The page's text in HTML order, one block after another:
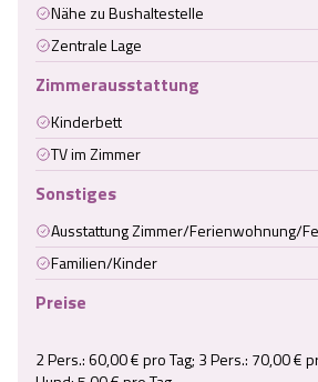
Nähe zu Bushaltestelle
Zentrale Lage
Zimmerausstattung
Kinderbett
TV im Zimmer
Sonstiges
Ausstattung Zimmer/Ferienwohnung/
Familien/Kinder
Preise
2 Pers.: 60,00 € pro Tag; 3 Pers.: 70,00 €